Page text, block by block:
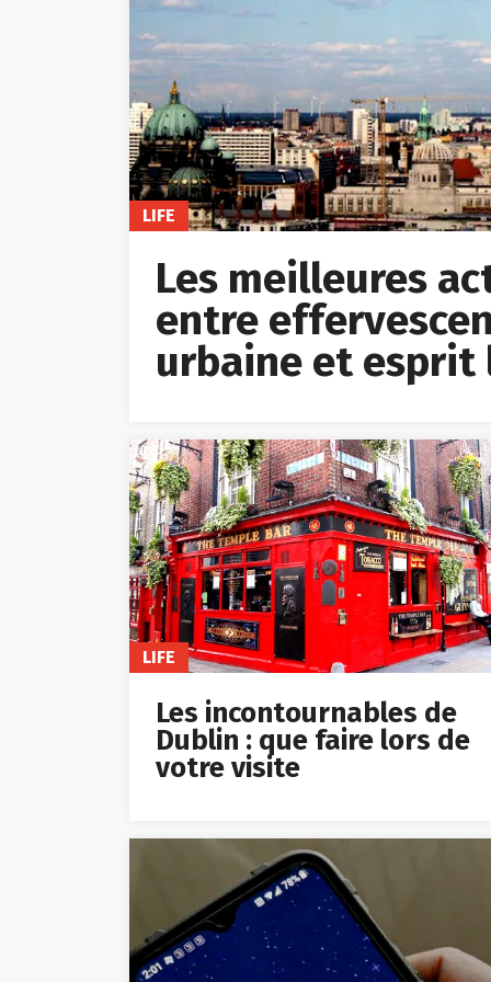
LIFE
Les meilleures
entre
urbaine et esprit
LIFE
Les incontournables de
Dublin : que faire lors de
votre visite